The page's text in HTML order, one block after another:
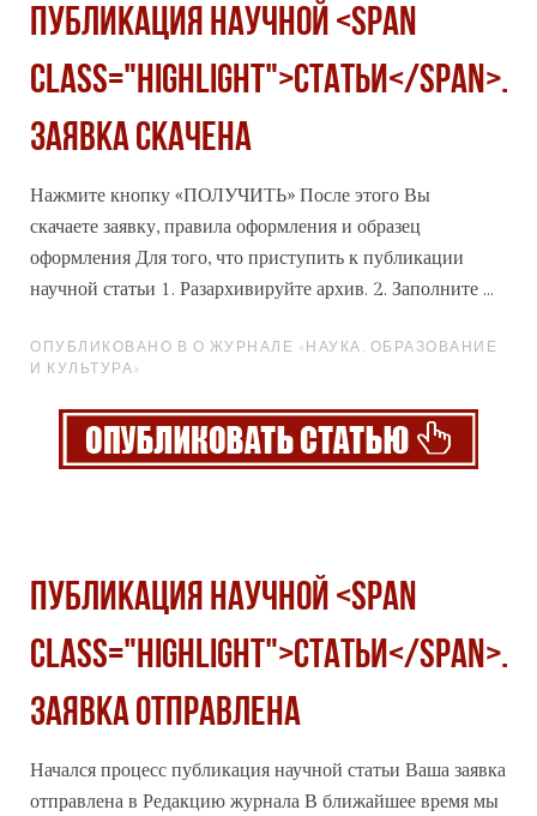
Публикация научной <span
class="highlight">статьи</span>.
Заявка скачена
Нажмите кнопку «ПОЛУЧИТЬ» После этого Вы
скачаете заявку, правила оформления и образец
оформления Для того, что приступить к публикации
научной статьи 1. Разархивируйте архив. 2. Заполните ...
ОПУБЛИКОВАНО В О ЖУРНАЛЕ «НАУКА, ОБРАЗОВАНИЕ
И КУЛЬТУРА»
Публикация научной <span
class="highlight">статьи</span>.
Заявка отправлена
Начался процесс публикация научной статьи Ваша заявка
отправлена в Редакцию журнала В ближайшее время мы